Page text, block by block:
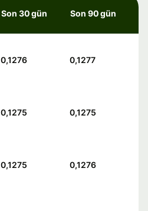
Son 30 gün Son 90 gün
0,1276 0,1277
0,1275 0,1275
0,1275 0,1276